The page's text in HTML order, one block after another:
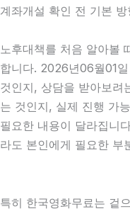
계좌개설 확인 전 기본
노후대책를 처음 알아볼
합니다. 2026년06월01
것인지, 상담을 받아보려
는 것인지, 실제 진행 가
필요한 내용이 달라집니
라도 본인에게 필요한 부
특히 한국영화무료는 겉